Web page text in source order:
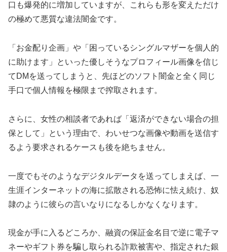
口も爆発的に増加していますが、これらも形を変えただけ
の極めて悪質な違法闇金です。
「お金配り企画」や「困っているシングルマザーを個人的
に助けます」といった優しそうなプロフィール画像を信じ
てDMを送ってしまうと、先ほどのソフト闇金と全く同じ
手口で個人情報を極限まで搾取されます。
さらに、女性の相談者であれば「返済ができない場合の担
保として」という理由で、わいせつな画像や動画を送信す
るよう要求されるケースも後を絶ちません。
一度でもそのようなデジタルデータを送ってしまえば、一
生涯インターネットの海に拡散される恐怖に怯え続け、奴
隷のように彼らの言いなりになるしかなくなります。
現金が手に入るどころか、融資の保証金名目で逆に電子マ
ネーやギフト券を騙し取られる詐欺被害や、指定された銀